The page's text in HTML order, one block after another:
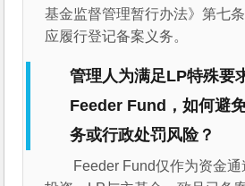
基金监督管理暂行办法》第七
应履行登记备案义务。
管理人为满足LP特殊要
Feeder Fund，如何避
务或行政处罚风险？
Feeder Fund仅作为资金